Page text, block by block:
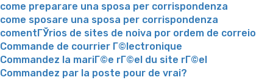
come preparare una sposa per corrispondenza
come sposare una sposa per corrispondenza
comentГЎrios de sites de noiva por ordem de correio
Commande de courrier Г©lectronique
Commandez la mariГ©e rГ©el du site rГ©el
Commandez par la poste pour de vrai?